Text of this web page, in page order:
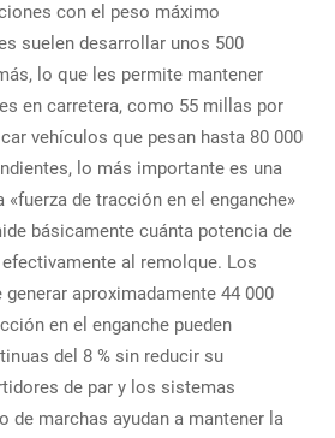
con el peso máximo
suelen desarrollar unos 500
lo que les permite mantener
en carretera, como 55 millas por
vehículos que pesan hasta 80 000
lo más importante es una
«fuerza de tracción en el enganche»
básicamente cuánta potencia de
al remolque. Los
aproximadamente 44 000
en el enganche pueden
del 8 % sin reducir su
de par y los sistemas
de marchas ayudan a mantener la